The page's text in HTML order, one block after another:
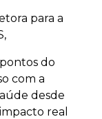
para a
do
com a
desde
real